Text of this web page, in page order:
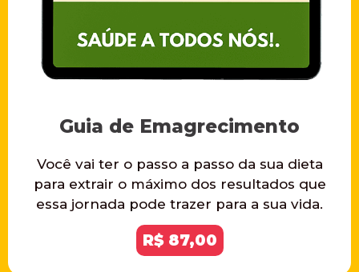
Guia de Emagrecimento
Você vai ter o passo a passo da sua dieta
para extrair o máximo dos resultados que
essa jornada pode trazer para a sua vida.
R$ 87,00